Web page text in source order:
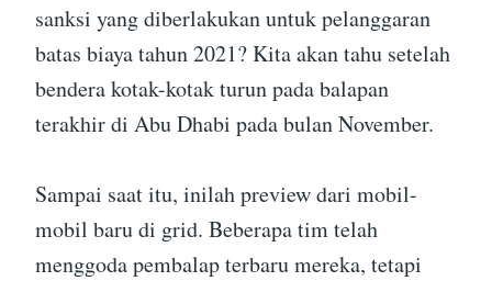
sanksi yang diberlakukan untuk pelanggaran
batas biaya tahun 2021? Kita akan tahu setelah
bendera kotak-kotak turun pada balapan
terakhir di Abu Dhabi pada bulan November.
Sampai saat itu, inilah preview dari mobil-
mobil baru di grid. Beberapa tim telah
menggoda pembalap terbaru mereka, tetapi